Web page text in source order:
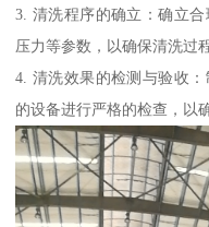
3. 清洗程序的确立：确立合
压力等参数，以确保清洗过
4. 清洗效果的检测与验收
的设备进行严格的检查，以